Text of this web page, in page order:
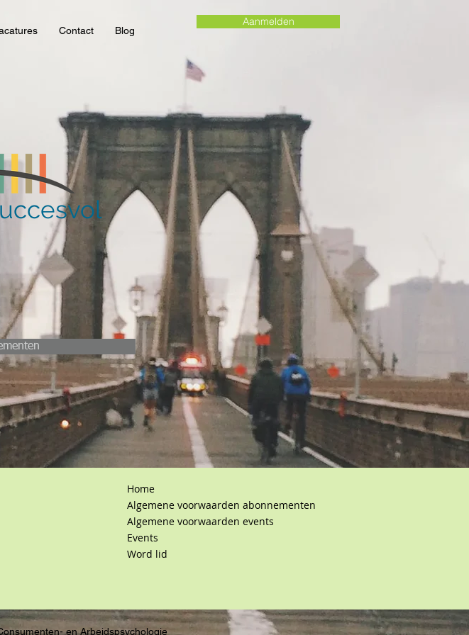
Contact Blog
Aanmelden
Home
Algemene voorwaarden abonnementen
Algemene voorwaarden events
Events
Word lid
en Arbeidspsychologie